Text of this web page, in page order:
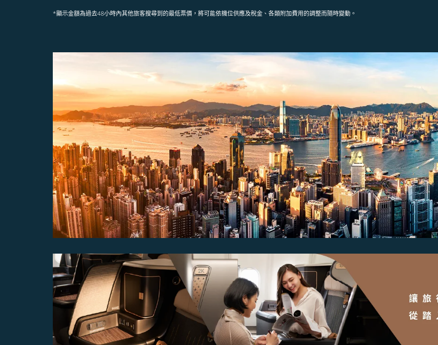
*顯示金額為過去48小時內其他旅客搜尋到的最低票價，將可能依機位供應及稅金、各類附加費用的調整而隨時變動。